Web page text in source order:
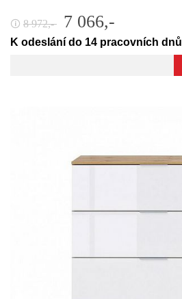
🛈 8 972,- 7 066,-
K odeslání do 14 pracovních dnů